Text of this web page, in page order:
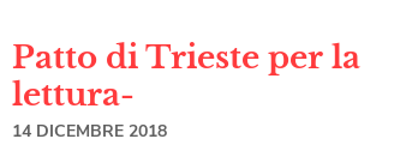
Patto di Trieste per la
lettura-
14 DICEMBRE 2018